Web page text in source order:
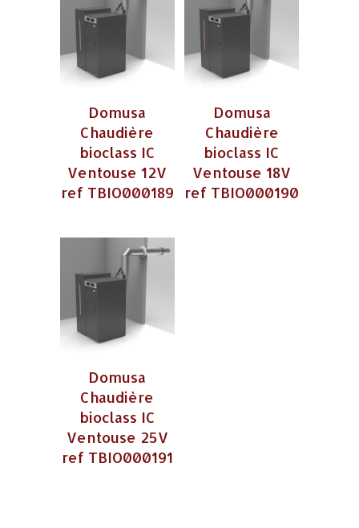
Domusa
Chaudière
bioclass IC
Ventouse 12V
ref TBIO000189
Domusa
Chaudière
bioclass IC
Ventouse 18V
ref TBIO000190
Domusa
Chaudière
bioclass IC
Ventouse 25V
ref TBIO000191